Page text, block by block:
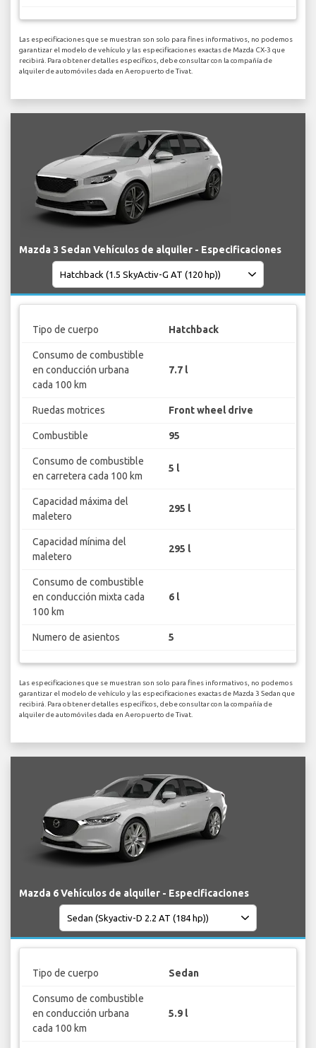
Las especificaciones que se muestran son solo para fines informativos, no podemos
garantizar el modelo de vehículo y las especificaciones exactas de Mazda CX-3 que
recibirá. Para obtener detalles específicos, debe consultar con la compañía de
alquiler de automóviles dada en Aeropuerto de Tivat.
Mazda 3 Sedan Vehículos de alquiler - Especificaciones
Tipo de cuerpo Hatchback
Consumo de combustible
en conducción urbana
cada 100 km
7.7 l
Ruedas motrices Front wheel drive
Combustible 95
Consumo de combustible
en carretera cada 100 km
5 l
Capacidad máxima del
maletero
295 l
Capacidad mínima del
maletero
295 l
Consumo de combustible
en conducción mixta cada
100 km
6 l
Numero de asientos 5
Las especificaciones que se muestran son solo para fines informativos, no podemos
garantizar el modelo de vehículo y las especificaciones exactas de Mazda 3 Sedan que
recibirá. Para obtener detalles específicos, debe consultar con la compañía de
alquiler de automóviles dada en Aeropuerto de Tivat.
Mazda 6 Vehículos de alquiler - Especificaciones
Tipo de cuerpo Sedan
Consumo de combustible
en conducción urbana
cada 100 km
5.9 l